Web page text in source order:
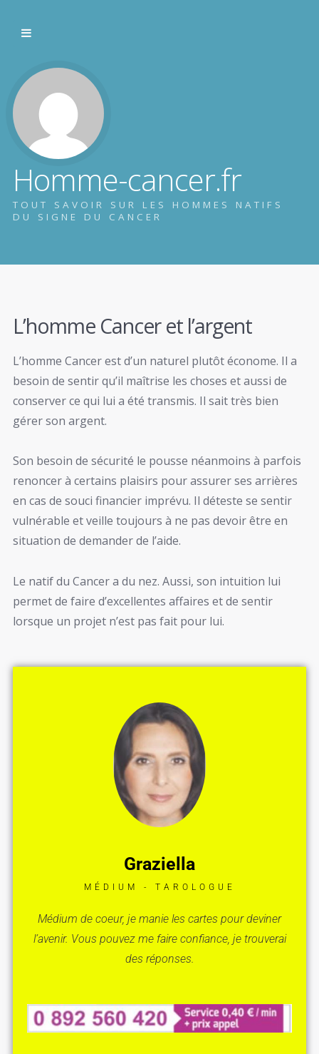
Homme-cancer.fr
TOUT SAVOIR SUR LES HOMMES NATIFS
DU SIGNE DU CANCER
L’homme Cancer et l’argent
L’homme Cancer est d’un naturel plutôt économe. Il a
besoin de sentir qu’il maîtrise les choses et aussi de
conserver ce qui lui a été transmis. Il sait très bien
gérer son argent.
Son besoin de sécurité le pousse néanmoins à parfois
renoncer à certains plaisirs pour assurer ses arrières
en cas de souci financier imprévu. Il déteste se sentir
vulnérable et veille toujours à ne pas devoir être en
situation de demander de l’aide.
Le natif du Cancer a du nez. Aussi, son intuition lui
permet de faire d’excellentes affaires et de sentir
lorsque un projet n’est pas fait pour lui.
Graziella
MÉDIUM - TAROLOGUE
Médium de coeur, je manie les cartes pour deviner
l’avenir. Vous pouvez me faire confiance, je trouverai
des réponses.